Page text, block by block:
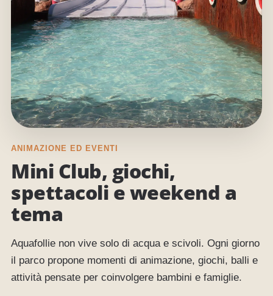
ANIMAZIONE ED EVENTI
Mini Club, giochi,
spettacoli e weekend a
tema
Aquafollie non vive solo di acqua e scivoli. Ogni giorno
il parco propone momenti di animazione, giochi, balli e
attività pensate per coinvolgere bambini e famiglie.